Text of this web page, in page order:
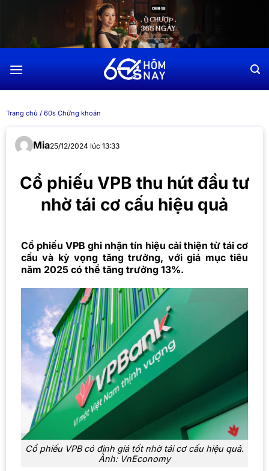
dung
Trang chủ / 60s Chứng khoán
Mia25/12/2024 lúc 13:33
Cổ phiếu VPB thu hút đầu tư
nhờ tái cơ cấu hiệu quả
Cổ phiếu VPB ghi nhận tín hiệu cải thiện từ tái cơ
cấu và kỳ vọng tăng trưởng, với giá mục tiêu
năm 2025 có thể tăng trưởng 13%.
Cổ phiếu VPB có định giá tốt nhờ tái cơ cấu hiệu quả.
Ảnh: VnEconomy